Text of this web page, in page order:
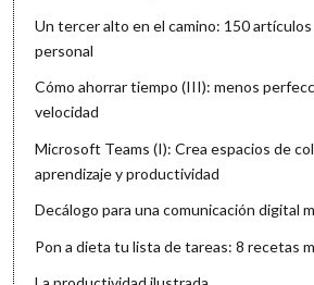
Un tercer alto en el camino: 150
personal
Cómo ahorrar tiempo (III): menos
velocidad
Microsoft Teams (I): Crea espacios de
aprendizaje y productividad
Decálogo para una comunicación digital
Pon a dieta tu lista de tareas: 8 recetas